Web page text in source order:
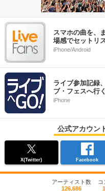
スマホの曲を、
場感でセットリ
iPhone/Android
ライブ参加記録
ブ・フェスへ行
iPhone
公式アカウン
X(Twitter) Facebook
アーティスト数
126,686
コ